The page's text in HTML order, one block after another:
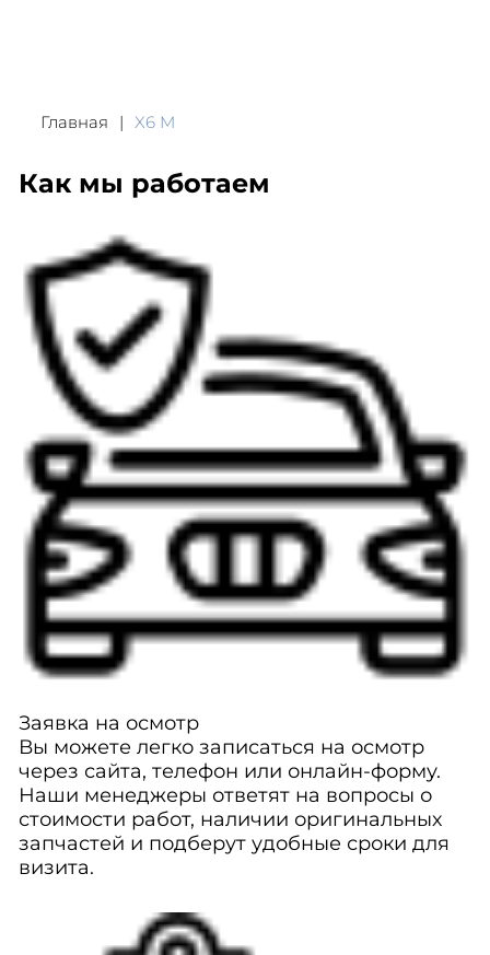
Главная X6 M
Как мы работаем
Заявка на осмотр
Вы можете легко записаться на осмотр
через сайта, телефон или онлайн-форму.
Наши менеджеры ответят на вопросы о
стоимости работ, наличии оригинальных
запчастей и подберут удобные сроки для
визита.